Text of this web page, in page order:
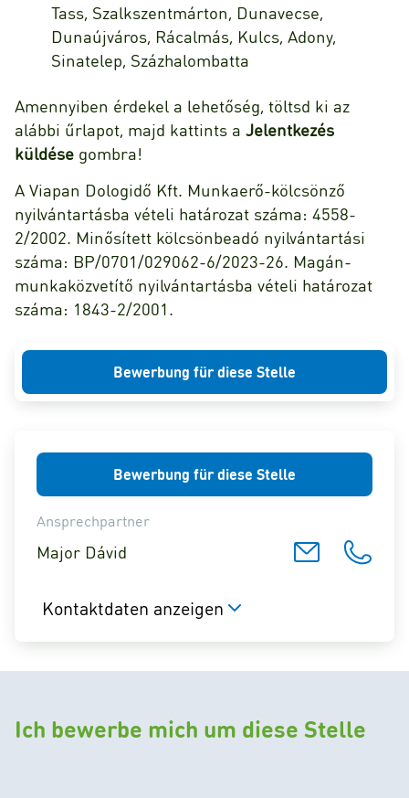
Tass, Szalkszentmárton, Dunavecse,
Dunaújváros, Rácalmás, Kulcs, Adony,
Sinatelep, Százhalombatta
Amennyiben érdekel a lehetőség, töltsd ki az
alábbi űrlapot, majd kattints a Jelentkezés
küldése gombra!
A Viapan Dologidő Kft. Munkaerő-kölcsönző
nyilvántartásba vételi határozat száma: 4558-
2/2002. Minősített kölcsönbeadó nyilvántartási
száma: BP/0701/029062-6/2023-26. Magán-
munkaközvetítő nyilvántartásba vételi határozat
száma: 1843-2/2001.
Bewerbung für diese Stelle
Bewerbung für diese Stelle
Ansprechpartner
Major Dávid
Kontaktdaten anzeigen
Ich bewerbe mich um diese Stelle